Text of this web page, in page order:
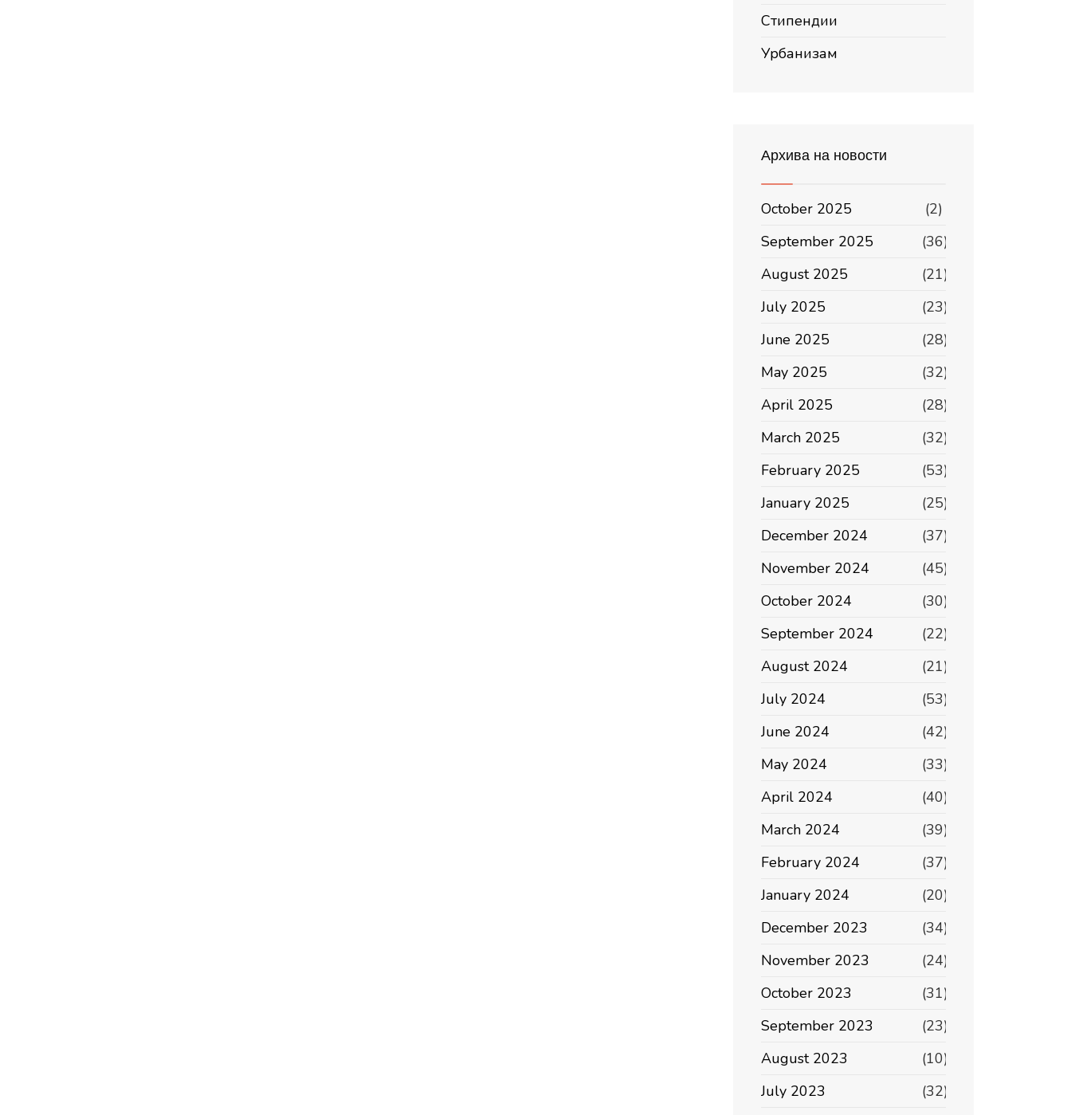
Стипендии
Урбанизам
Архива на новости
October 2025
(2)
September 2025
(36)
August 2025
(21)
July 2025
(23)
June 2025
(28)
May 2025
(32)
April 2025
(28)
March 2025
(32)
February 2025
(53)
January 2025
(25)
December 2024
(37)
November 2024
(45)
October 2024
(30)
September 2024
(22)
August 2024
(21)
July 2024
(53)
June 2024
(42)
May 2024
(33)
April 2024
(40)
March 2024
(39)
February 2024
(37)
January 2024
(20)
December 2023
(34)
November 2023
(24)
October 2023
(31)
September 2023
(23)
August 2023
(10)
July 2023
(32)